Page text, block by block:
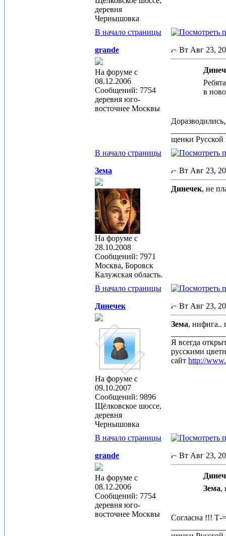
деревня
Чернышовка
В начало страницы
grande
На форуме с
08.12.2006
Сообщений: 7754
деревня юго-
восточнее Москвы
Вт Авг 23,
в
щенки Русской
В начало страницы
Зема
На форуме с
28.10.2008
Сообщений: 7971
Москва, Боровск
Калужская область.
Вт Авг 23,
Динечек, не
В начало страницы
Динечек
На форуме с
09.10.2007
Сообщений: 9896
Щёлковское шоссе,
деревня
Чернышовка
Вт Авг 23,
Зема, нифига..
Я всегда
русскими
сайт http://
В начало страницы
grande
На форуме с
08.12.2006
Сообщений: 7754
деревня юго-
восточнее Москвы
Вт Авг 23,
Зема,
Согласна !!! Т-